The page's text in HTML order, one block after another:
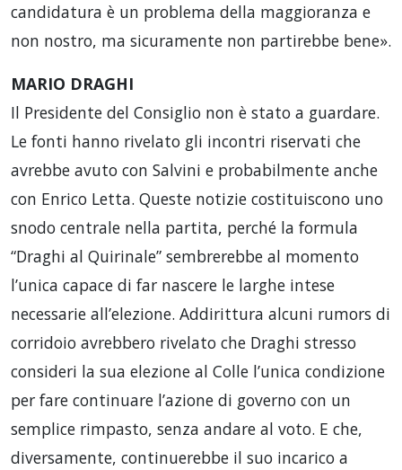
candidatura è un problema della maggioranza e
non nostro, ma sicuramente non partirebbe bene».
MARIO DRAGHI
Il Presidente del Consiglio non è stato a guardare.
Le fonti hanno rivelato gli incontri riservati che
avrebbe avuto con Salvini e probabilmente anche
con Enrico Letta. Queste notizie costituiscono uno
snodo centrale nella partita, perché la formula
“Draghi al Quirinale” sembrerebbe al momento
l’unica capace di far nascere le larghe intese
necessarie all’elezione. Addirittura alcuni rumors di
corridoio avrebbero rivelato che Draghi stresso
consideri la sua elezione al Colle l’unica condizione
per fare continuare l’azione di governo con un
semplice rimpasto, senza andare al voto. E che,
diversamente, continuerebbe il suo incarico a